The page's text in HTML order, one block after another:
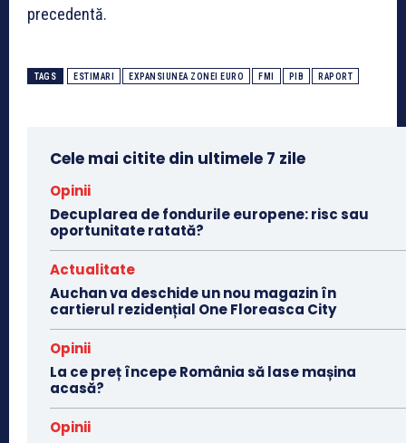
precedentă.
TAGS ESTIMARI EXPANSIUNEA ZONEI EURO FMI PIB RAPORT
Cele mai citite din ultimele 7 zile
Opinii
Decuplarea de fondurile europene: risc sau
oportunitate ratată?
Actualitate
Auchan va deschide un nou magazin în
cartierul rezidențial One Floreasca City
Opinii
La ce preț începe România să lase mașina
acasă?
Opinii